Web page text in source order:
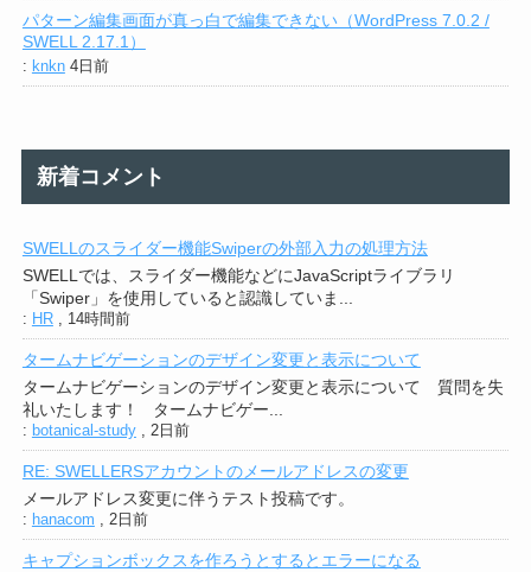
パターン編集画面が真っ白で編集できない（WordPress 7.0.2 /
SWELL 2.17.1）
: knkn 4日前
新着コメント
SWELLのスライダー機能Swiperの外部入力の処理方法
SWELLでは、スライダー機能などにJavaScriptライブラリ
「Swiper」を使用していると認識していま...
: HR, 14時間前
タームナビゲーションのデザイン変更と表示について
タームナビゲーションのデザイン変更と表示について 質問を失
礼いたします！ タームナビゲー...
: botanical-study, 2日前
RE: SWELLERSアカウントのメールアドレスの変更
メールアドレス変更に伴うテスト投稿です。
: hanacom , 2日前
キャプションボックスを作ろうとするとエラーになる